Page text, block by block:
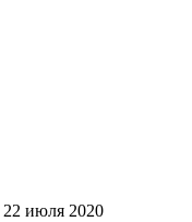
22 июля 2020